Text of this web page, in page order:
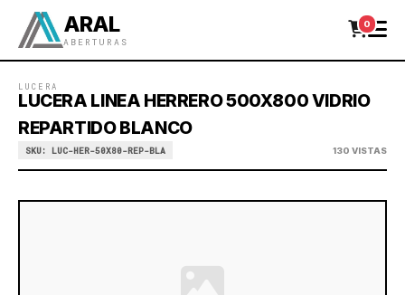
ARAL
ABERTURAS
0
LUCERA
LUCERA LINEA HERRERO 500X800 VIDRIO
REPARTIDO BLANCO
SKU: LUC-HER-50X80-REP-BLA 130 VISTAS